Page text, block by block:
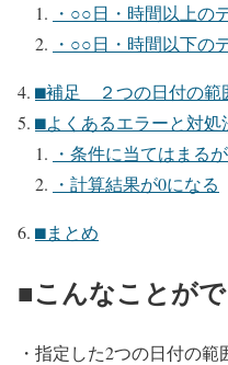
・○○日・時間以上の
・○○日・時間以下の
⬛︎補足 ２つの日付の範
⬛︎よくあるエラーと対処
・条件に当てはまる
・計算結果が0になる
⬛︎まとめ
■こんなことが
・指定した2つの日付の